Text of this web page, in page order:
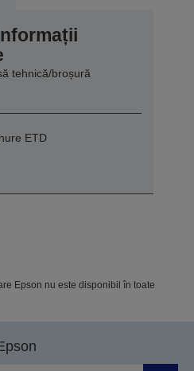
tehnică/broșură
ETD
Epson nu este disponibil în toate